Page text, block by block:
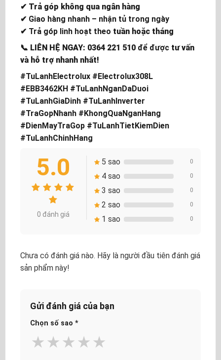
✔ Trả góp không qua ngân hàng
✔ Giao hàng nhanh – nhận tủ trong ngày
✔ Trả góp linh hoạt theo tuần hoặc tháng
📞 LIÊN HỆ NGAY: 0364 221 510 để được tư vấn
và hỗ trợ nhanh nhất!
#TuLanhElectrolux #Electrolux308L
#EBB3462KH #TuLanhNganDaDuoi
#TuLanhGiaDinh #TuLanhInverter
#TraGopNhanh #KhongQuaNganHang
#DienMayTraGop #TuLanhTietKiemDien
#TuLanhChinhHang
5.0
0 đánh giá
5 sao 0
4 sao 0
3 sao 0
2 sao 0
1 sao 0
Chưa có đánh giá nào. Hãy là người đầu tiên đánh giá
sản phẩm này!
Gửi đánh giá của bạn
Chọn số sao *
★
★
★
★
★